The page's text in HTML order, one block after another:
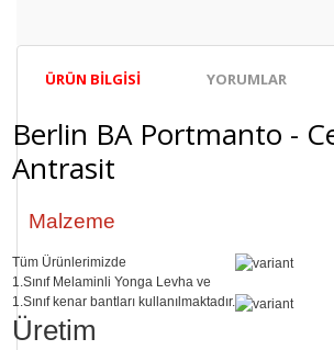
ÜRÜN BILGISI YORUMLAR
Berlin BA Portmanto -
Antrasit
Malzeme
Tüm Ürünlerimizde
1.SınıfMelaminli Yonga Levha ve
1.Sınıfkenar bantları kullanılmaktadır.
Üretim